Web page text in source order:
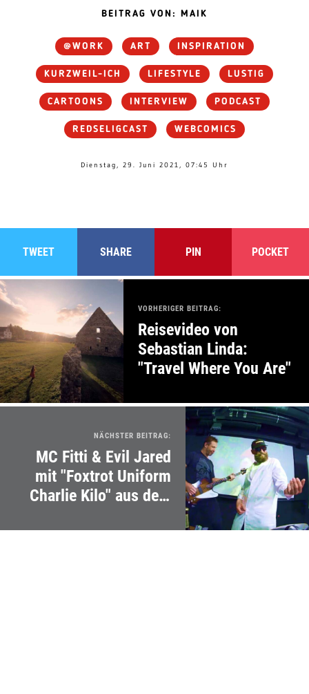
BEITRAG VON: MAIK
@WORK ART INSPIRATION
KURZWEIL-ICH LIFESTYLE LUSTIG
CARTOONS INTERVIEW PODCAST
REDSELIGCAST WEBCOMICS
Dienstag, 29. Juni 2021, 07:45 Uhr
TWEET SHARE PIN POCKET
VORHERIGER BEITRAG:
Reisevideo von
Sebastian Linda:
"Travel Where You Are"
NÄCHSTER BEITRAG:
MC Fitti & Evil Jared
mit "Foxtrot Uniform
Charlie Kilo" aus dem